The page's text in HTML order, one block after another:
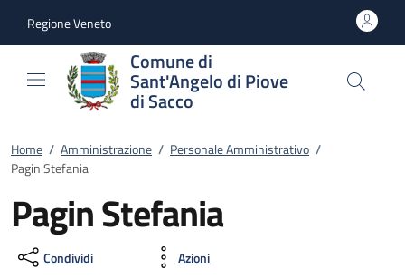
Regione Veneto
Comune di
Sant'Angelo di Piove
di Sacco
Home / Amministrazione / Personale Amministrativo /
Pagin Stefania
Pagin Stefania
Condividi Azioni